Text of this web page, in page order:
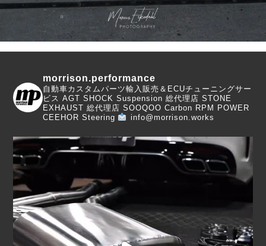
morrison.performance
自動車カスタムパーツ輸入販売＆ECUチューニングサー
ビス AGT SHOCK Suspension 総代理店 STONE
EXHAUST 総代理店 SOOQOO Carbon RPM POWER
CEEHOR Steering
info@morrison.works